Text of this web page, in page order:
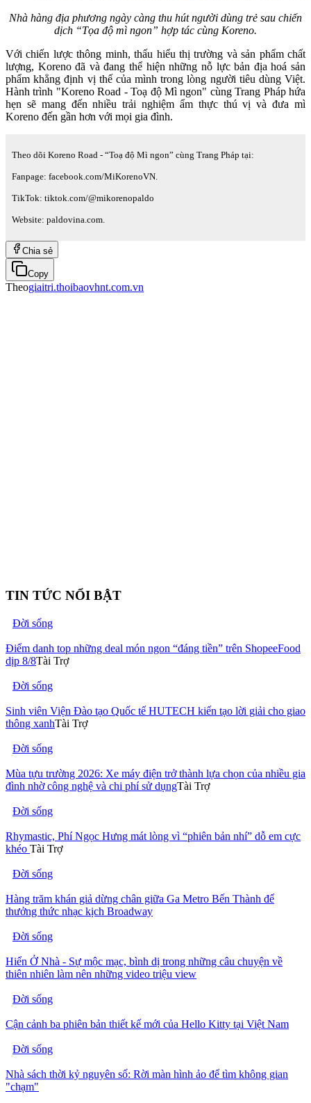
Nhà hàng địa phương ngày càng thu hút người dùng trẻ sau chiến
dịch “Tọa độ mì ngon” hợp tác cùng Koreno.
Với chiến lược thông minh, thấu hiểu thị trường và sản phẩm chất
lượng, Koreno đã và đang thể hiện những nỗ lực bản địa hoá sản
phẩm khẳng định vị thế của mình trong lòng người tiêu dùng Việt.
Hành trình "Koreno Road - Toạ độ Mì ngon" cùng Trang Pháp hứa
hẹn sẽ mang đến nhiều trải nghiệm ẩm thực thú vị và đưa mì
Koreno đến gần hơn với mọi gia đình.
Theo dõi Koreno Road - “Toạ độ Mì ngon” cùng Trang Pháp tại:
Fanpage: facebook.com/MiKorenoVN.
TikTok: tiktok.com/@mikorenopaldo
Website: paldovina.com.
Chia sẻ
Copy
Theogiaitri.thoibaovhnt.com.vn
TIN TỨC NỔI BẬT
Đời sống
Điểm danh top những deal món ngon “đáng tiền” trên ShopeeFood
dịp 8/8Tài Trợ
Đời sống
Sinh viên Viện Đào tạo Quốc tế HUTECH kiến tạo lời giải cho giao
thông xanhTài Trợ
Đời sống
Mùa tựu trường 2026: Xe máy điện trở thành lựa chọn của nhiều gia
đình nhờ công nghệ và chi phí sử dụngTài Trợ
Đời sống
Rhymastic, Phí Ngọc Hưng mát lòng vì “phiên bản nhí” dỗ em cực
khéo Tài Trợ
Đời sống
Hàng trăm khán giả dừng chân giữa Ga Metro Bến Thành để
thưởng thức nhạc kịch Broadway
Đời sống
Hiển Ở Nhà - Sự mộc mạc, bình dị trong những câu chuyện về
thiên nhiên làm nên những video triệu view
Đời sống
Cận cảnh ba phiên bản thiết kế mới của Hello Kitty tại Việt Nam
Đời sống
Nhà sách thời kỷ nguyên số: Rời màn hình ảo để tìm không gian
"chạm"